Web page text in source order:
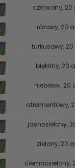
czerwony, 20
różowy, 20
turkusowy, 20
błękitny, 20
niebieski, 20
atramentowy,
jasnozielony,
zielony, 20
ciemnozielony,